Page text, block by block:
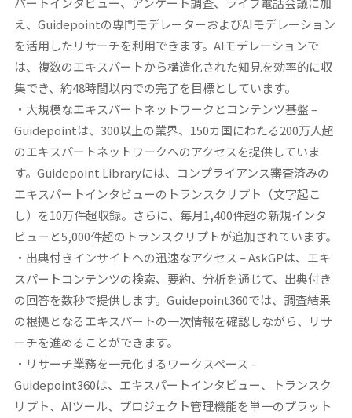
え、Guidepointの専門モデレーターおよびAIモデレーション
を活用したリサーチを利用できます。AIモデレーションで
は、複数のエキスパートから構造化された知見を効率的に収
集でき、約48時間以内での完了を目標としています。
・大規模なエキスパートネットワークとコンテンツ基盤–
Guidepointは、300以上の業界、150カ国にわたる200万人超
のエキスパートネットワークへのアクセスを提供していま
す。Guidepoint Libraryには、コンプライアンス審査済みの
エキスパートインタビューのトランスクリプト（文字起こ
し）を10万件超収録。さらに、毎月1,400件超の新規インタ
ビューと5,000件超のトランスクリプトが追加されています。
・出典付きインサイトへの迅速なアクセス – AskGPは、エキ
スパートコンテンツの検索、要約、分析を通じて、出典付き
の回答を数秒で提供します。Guidepoint360では、調査結果
の根拠となるエキスパートの一次情報を確認しながら、リサ
ーチを進めることができます。
・リサーチ業務を一元化するワークスペース –
Guidepoint360は、エキスパートインタビュー、トランスク
リプト、AIツール、プロジェクト管理機能を単一のプラット